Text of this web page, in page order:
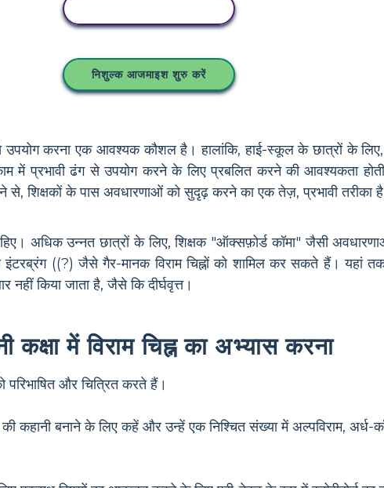
निशुल्क आजमाइश शुरु करें
उपयोग करना एक आवश्यक कौशल है। हालांकि, हाई-स्कूल के छात्रों के लिए,
प्रभावी ढंग से उपयोग करने के लिए प्रबलित करने की आवश्यकता होती
से, शिक्षकों के पास अवधारणाओं को सुदृढ़ करने का एक तेज़, प्रभावी तरीका
अधिक उन्नत छात्रों के लिए, शिक्षक "ऑक्सफ़ोर्ड कॉमा" जैसी
((?) जैसे गैर-मानक विराम चिह्नों को शामिल कर सकते हैं। यहां
किया जाता है, जैसे कि दीर्घवृत्त।
कक्षा में विराम चिह्न का अभ्यास करना
और चित्रित करते हैं।
कहानी बनाने के लिए कहें और उन्हें एक निश्चित संख्या में अल्पविराम, अर्ध-